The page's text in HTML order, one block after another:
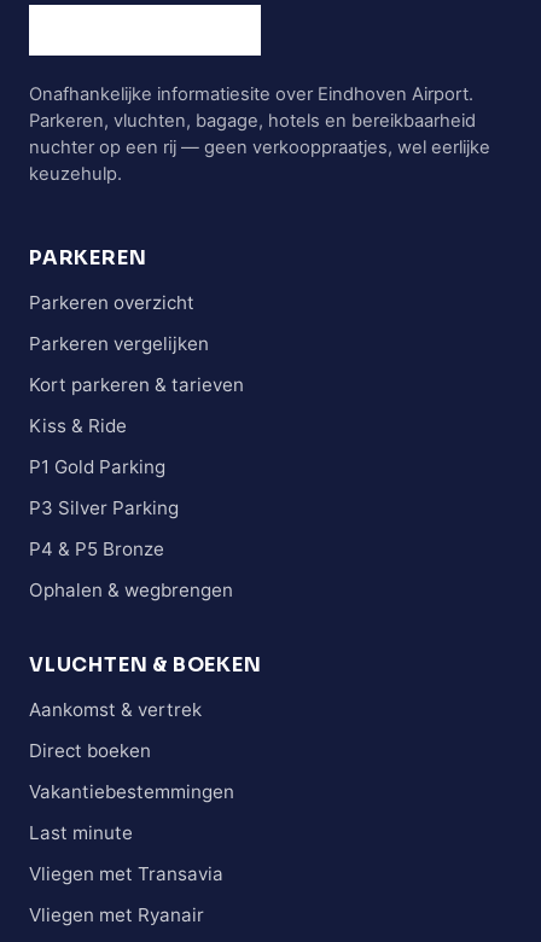
Onafhankelijke informatiesite over Eindhoven Airport.
Parkeren, vluchten, bagage, hotels en bereikbaarheid
nuchter op een rij — geen verkooppraatjes, wel eerlijke
keuzehulp.
PARKEREN
Parkeren overzicht
Parkeren vergelijken
Kort parkeren & tarieven
Kiss & Ride
P1 Gold Parking
P3 Silver Parking
P4 & P5 Bronze
Ophalen & wegbrengen
VLUCHTEN & BOEKEN
Aankomst & vertrek
Direct boeken
Vakantiebestemmingen
Last minute
Vliegen met Transavia
Vliegen met Ryanair